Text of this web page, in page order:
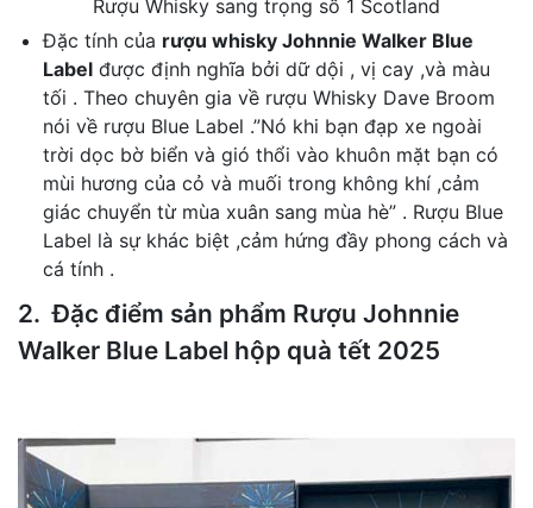
Rượu Whisky sang trọng số 1 Scotland
Đặc tính của rượu whisky Johnnie Walker Blue
Labelđược định nghĩa bởi dữ dội , vị cay ,và màu
tối . Theo chuyên gia về rượu Whisky Dave Broom
nói về rượu Blue Label .”Nó khi bạn đạp xe ngoài
trời dọc bờ biển và gió thổi vào khuôn mặt bạn có
mùi hương của cỏ và muối trong không khí ,cảm
giác chuyển từ mùa xuân sang mùa hè” . Rượu Blue
Label là sự khác biệt ,cảm hứng đầy phong cách và
cá tính .
2. Đặc điểm sản phẩm Rượu Johnnie
Walker Blue Label hộp quà tết 2025